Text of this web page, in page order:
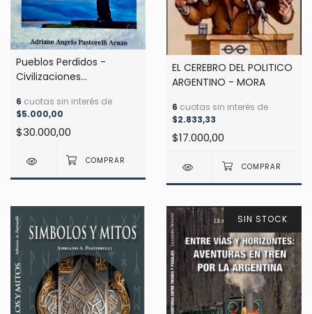
Pueblos Perdidos -
Civilizaciones
Pastorelli
6 cuotas sin interés de
$5.000,00
$30.000,00
EL CEREBRO DEL POLITICO
ARGENTINO - MORA
6 cuotas sin interés de
$2.833,33
$17.000,00
SIN STOCK